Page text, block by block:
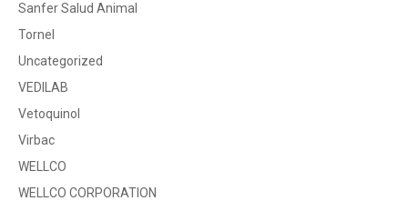
Sanfer Salud Animal
Tornel
Uncategorized
VEDILAB
Vetoquinol
Virbac
WELLCO
WELLCO CORPORATION